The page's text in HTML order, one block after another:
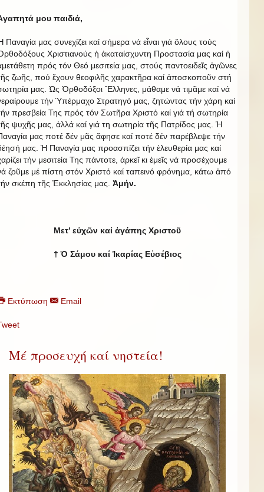
μου παιδιά,
Παναγία μας συνεχίζει καί σήμερα νά εἶναι γιά ὅλους τούς
Χριστιανούς ἡ ἀκαταίσχυντη Προστασία μας καί ἡ
πρός τόν Θεό μεσιτεία μας, στούς παντοειδεῖς ἀγῶνες
ζωῆς, πού ἔχουν θεοφιλῆς χαρακτῆρα καί ἀποσκοποῦν στή
μας. Ὡς Ὀρθοδόξοι Ἕλληνες, μάθαμε νά τιμᾶμε καί νά
τήν Ὑπέρμαχο Στρατηγό μας, ζητώντας τήν χάρη καί
πρεσβεία Της πρός τόν Σωτῆρα Χριστό καί γιά τή σωτηρία
ψυχῆς μας, ἀλλά καί γιά τη σωτηρία τῆς Πατρίδος μας. Ἡ
μας ποτέ δέν μᾶς ἄφησε καί ποτέ δέν παρέβλεψε τήν
μας. Ἡ Παναγία μας προασπίζει τήν ἐλευθερία μας καί
τήν μεσιτεία Της πάντοτε, ἀρκεῖ κι ἐμεῖς νά προσέχουμε
ζοῦμε μέ πίστη στόν Χριστό καί ταπεινό φρόνημα, κάτω ἀπό
σκέπη τῆς Ἐκκλησίας μας. Ἀμήν.
Μετ’ εὐχῶν καί ἀγάπης Χριστοῦ
† Ὁ Σάμου καί Ἰκαρίας Εὐσέβιος
Εκτύπωση Email
Μέ προσευχή καί νηστεία!